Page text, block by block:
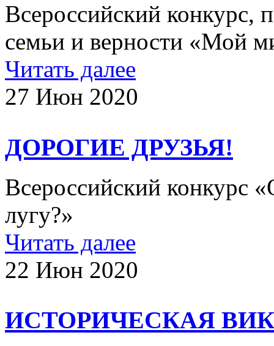
Всероссийский
семьи и верности «Мой
Читать далее
27 Июн 2020
ДОРОГИЕ ДРУЗЬЯ!
Всероссийский конкурс
лугу?»
Читать далее
22 Июн 2020
ИСТОРИЧЕСКАЯ